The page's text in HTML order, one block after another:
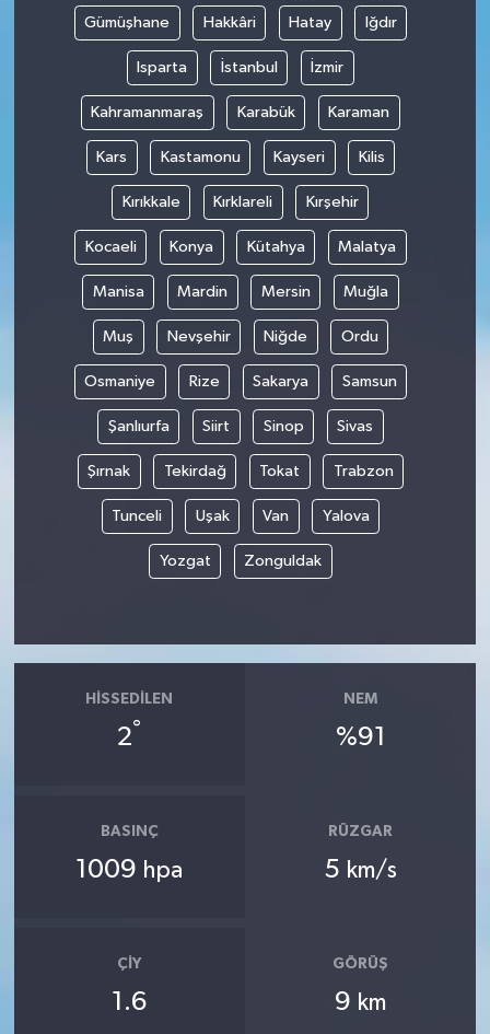
Gümüşhane Hakkâri Hatay Iğdır
Isparta İstanbul İzmir
Kahramanmaraş Karabük Karaman
Kars Kastamonu Kayseri Kilis
Kırıkkale Kırklareli Kırşehir
Kocaeli Konya Kütahya Malatya
Manisa Mardin Mersin Muğla
Muş Nevşehir Niğde Ordu
Osmaniye Rize Sakarya Samsun
Şanlıurfa Siirt Sinop Sivas
Şırnak Tekirdağ Tokat Trabzon
Tunceli Uşak Van Yalova
Yozgat Zonguldak
HISSEDILEN
2°
NEM
%91
BASINÇ
1009 hpa
RÜZGAR
5 km/s
ÇIY
1.6
GÖRÜŞ
9 km